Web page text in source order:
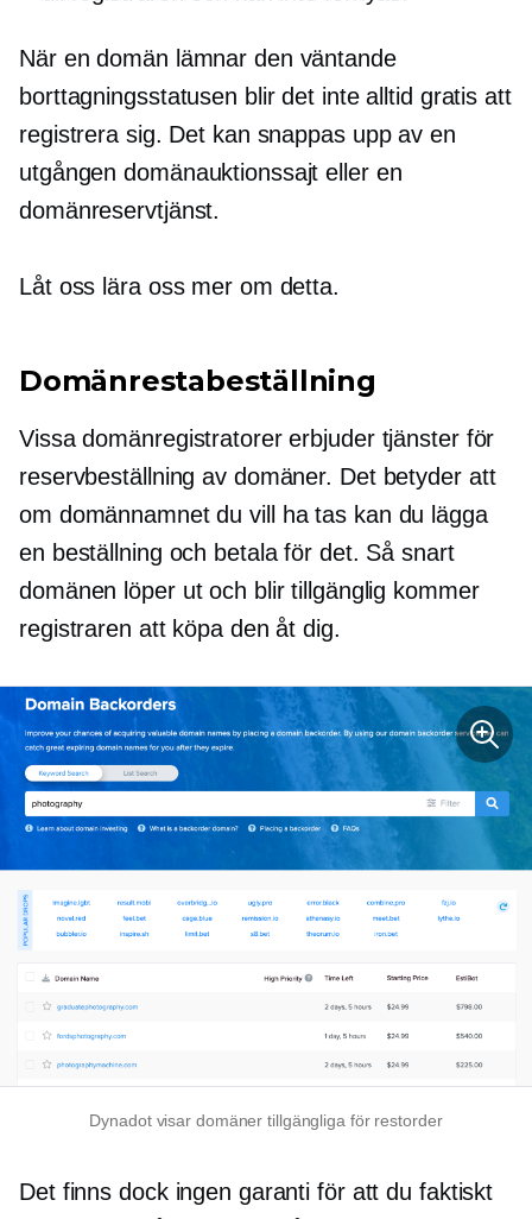
När en domän lämnar den väntande
borttagningsstatusen blir det inte alltid gratis att
registrera sig. Det kan snappas upp av en
utgången domänauktionssajt eller en
domänreservtjänst.
Låt oss lära oss mer om detta.
Domänrestabeställning
Vissa domänregistratorer erbjuder tjänster för
reservbeställning av domäner. Det betyder att
om domännamnet du vill ha tas kan du lägga
en beställning och betala för det. Så snart
domänen löper ut och blir tillgänglig kommer
registraren att köpa den åt dig.
Dynadot visar domäner tillgängliga för restorder
Det finns dock ingen garanti för att du faktiskt